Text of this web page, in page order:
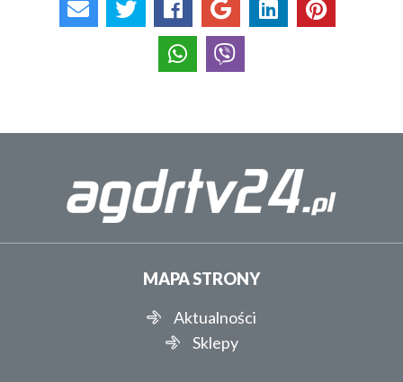
MAPA STRONY
Aktualności
Sklepy